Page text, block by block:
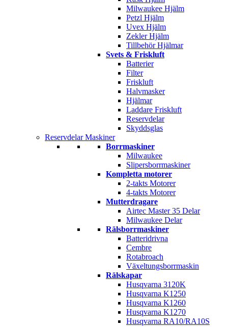
Milwaukee Hjälm
Petzl Hjälm
Uvex Hjälm
Zekler Hjälm
Tillbehör Hjälmar
Svets & Friskluft
Batterier
Filter
Friskluft
Halvmasker
Hjälmar
Laddare Friskluft
Reservdelar
Skyddsglas
Reservdelar Maskiner
Borrmaskiner
Milwaukee
Slipersborrmaskiner
Kompletta motorer
2-takts Motorer
4-takts Motorer
Mutterdragare
Airtec Master 35 Delar
Milwaukee Delar
Rälsborrmaskiner
Batteridrivna
Cembre
Rotabroach
Växeltungsborrmaskin
Rälskapar
Husqvarna 3120K
Husqvarna K1250
Husqvarna K1260
Husqvarna K1270
Husqvarna RA10/RA10S